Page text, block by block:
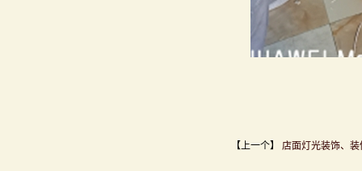
【上一个】 店面灯光装饰、装